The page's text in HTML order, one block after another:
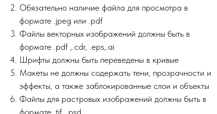
Обязательно наличие файла для просмотра в
формате .jpeg или .pdf
Файлы векторных изображений должны быть в
формате .pdf ,.сdr, .eps,.ai
Шрифты должны быть переведены в кривые
Макеты не должны содержать тени, прозрачности и
эффекты, а также заблокированные слои и объекты
Файлы для растровых изображений должны быть в
формате .tif, .psd